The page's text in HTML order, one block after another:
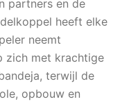
partners en de
heeft elke
neemt
zich met krachtige
terwijl de
opbouw en